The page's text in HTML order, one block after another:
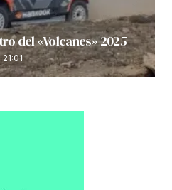
del «Volcanes» 2025